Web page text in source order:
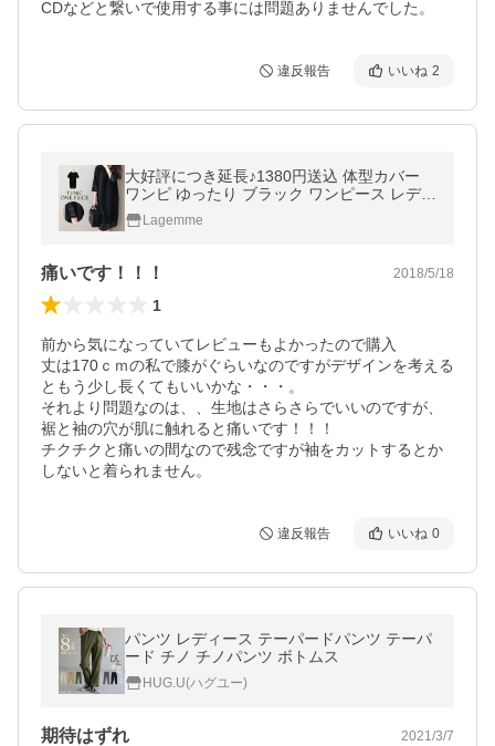
CDなどと繋いで使用する事には問題ありませんでした。
違反報告 いいね 2
大好評につき延長♪1380円送込 体型カバー
ワンピ ゆったり ブラック ワンピース レディ
ース 【9002-n2c07f】【即納：2-5日】【送
料無料】メ込
Lagemme
痛いです！！！ 2018/5/18
1
前から気になっていてレビューもよかったので購入
丈は170ｃｍの私で膝がぐらいなのですがデザインを考える
ともう少し長くてもいいかな・・・。
それより問題なのは、、生地はさらさらでいいのですが、
裾と袖の穴が肌に触れると痛いです！！！
チクチクと痛いの間なので残念ですが袖をカットするとか
しないと着られません。
違反報告 いいね 0
パンツ レディース テーパードパンツ テーパ
ード チノ チノパンツ ボトムス
HUG.U(ハグユー)
期待はずれ 2021/3/7